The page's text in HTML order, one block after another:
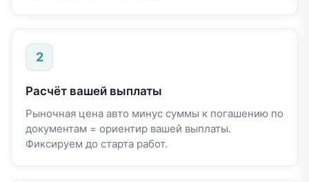
2
Расчёт вашей выплаты
Рыночная цена авто минус суммы к погашению по
документам = ориентир вашей выплаты.
Фиксируем до старта работ.